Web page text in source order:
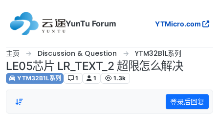
YunTu Forum
YTMicro.com
主页 Discussion & Question YTM32B1L系列
LE05芯片 LR_TEXT_2 超限怎么解决
YTM32B1L系列 1 1 1.3k
登录后回复